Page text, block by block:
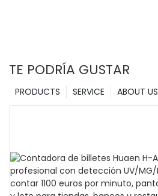
TE PODRÍA GUSTAR
ABOUT US
SERVICE
PRODUCTS